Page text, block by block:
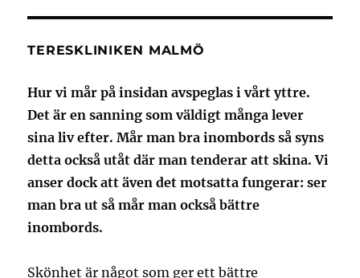
TERESKLINIKEN MALMÖ
Hur vi mår på insidan avspeglas i vårt yttre.
Det är en sanning som väldigt många lever
sina liv efter. Mår man bra inombords så syns
detta också utåt där man tenderar att skina. Vi
anser dock att även det motsatta fungerar: ser
man bra ut så mår man också bättre
inombords.
Skönhet är något som ger ett bättre